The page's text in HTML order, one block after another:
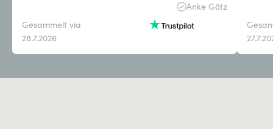
Anke Götz
Gesammelt via
28.7.2026